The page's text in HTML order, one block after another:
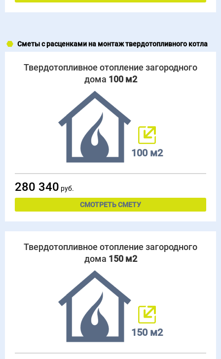
Сметы с расценками на монтаж твердотопливного котла
Твердотопливное отопление загородного
дома 100 м2
100 м2
280 340 руб.
СМОТРЕТЬ СМЕТУ
Твердотопливное отопление загородного
дома 150 м2
150 м2